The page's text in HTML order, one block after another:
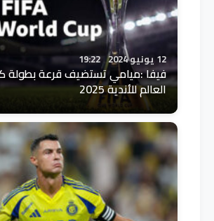
12 يونيو 2024 19:22
فيفا :ميامي تستضيف قرعة
العالم للأندية 2025